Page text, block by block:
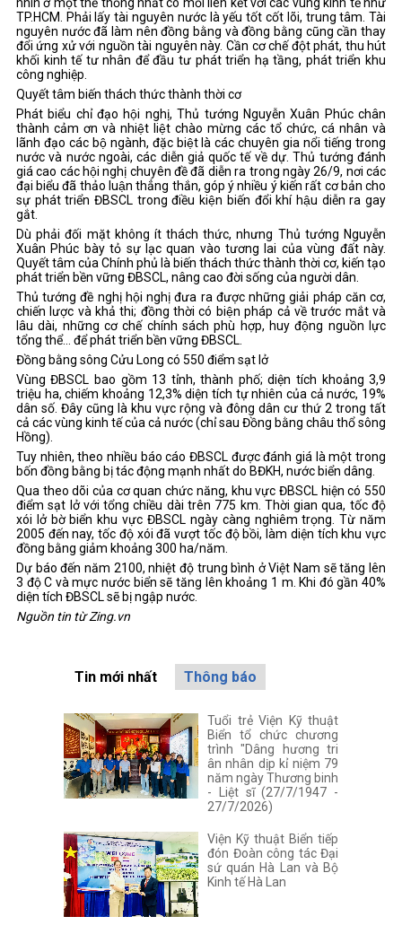
TP.HCM. Phải lấy tài nguyên nước là yếu tốt cốt lõi, trung tâm. Tài
nguyên nước đã làm nên đồng bằng và đồng bằng cũng cần thay
đổi ứng xử với nguồn tài nguyên này. Cần cơ chế đột phát, thu hút
khối kinh tế tư nhân để đầu tư phát triển hạ tầng, phát triển khu
công nghiệp.
Quyết tâm biến thách thức thành thời cơ
Phát biểu chỉ đạo hội nghị, Thủ tướng Nguyễn Xuân Phúc chân
thành cảm ơn và nhiệt liệt chào mừng các tổ chức, cá nhân và
lãnh đạo các bộ ngành, đặc biệt là các chuyên gia nổi tiếng trong
nước và nước ngoài, các diễn giả quốc tế về dự. Thủ tướng đánh
giá cao các hội nghị chuyên đề đã diễn ra trong ngày 26/9, nơi các
đại biểu đã thảo luận thẳng thắn, góp ý nhiều ý kiến rất cơ bản cho
sự phát triển ĐBSCL trong điều kiện biến đổi khí hậu diễn ra gay
gắt.
Dù phải đối mặt không ít thách thức, nhưng Thủ tướng Nguyễn
Xuân Phúc bày tỏ sự lạc quan vào tương lai của vùng đất này.
Quyết tâm của Chính phủ là biến thách thức thành thời cơ, kiến tạo
phát triển bền vững ĐBSCL, nâng cao đời sống của người dân.
Thủ tướng đề nghị hội nghị đưa ra được những giải pháp căn cơ,
chiến lược và khả thi; đồng thời có biện pháp cả về trước mắt và
lâu dài, những cơ chế chính sách phù hợp, huy động nguồn lực
tổng thể... để phát triển bền vững ĐBSCL.
Đồng bằng sông Cửu Long có 550 điểm sạt lở
Vùng ĐBSCL bao gồm 13 tỉnh, thành phố; diện tích khoảng 3,9
triệu ha, chiếm khoảng 12,3% diện tích tự nhiên của cả nước, 19%
dân số. Đây cũng là khu vực rộng và đông dân cư thứ 2 trong tất
cả các vùng kinh tế của cả nước (chỉ sau Đồng bằng châu thổ sông
Hồng).
Tuy nhiên, theo nhiều báo cáo ĐBSCL được đánh giá là một trong
bốn đồng bằng bị tác động mạnh nhất do BĐKH, nước biển dâng.
Qua theo dõi của cơ quan chức năng, khu vực ĐBSCL hiện có 550
điểm sạt lở với tổng chiều dài trên 775 km. Thời gian qua, tốc độ
xói lở bờ biển khu vực ĐBSCL ngày càng nghiêm trọng. Từ năm
2005 đến nay, tốc độ xói đã vượt tốc độ bồi, làm diện tích khu vực
đồng bằng giảm khoảng 300 ha/năm.
Dự báo đến năm 2100, nhiệt độ trung bình ở Việt Nam sẽ tăng lên
3 độ C và mực nước biển sẽ tăng lên khoảng 1 m. Khi đó gần 40%
diện tích ĐBSCL sẽ bị ngập nước.
Nguồn tin từ Zing.vn
Tin mới nhất Thông báo
Tuổi trẻ Viện Kỹ thuật
Biển tổ chức chương
trình "Dâng hương tri
ân nhân dịp kỉ niệm 79
năm ngày Thương binh
- Liệt sĩ (27/7/1947 -
27/7/2026)
Viện Kỹ thuật Biển tiếp
đón Đoàn công tác Đại
sứ quán Hà Lan và Bộ
Kinh tế Hà Lan